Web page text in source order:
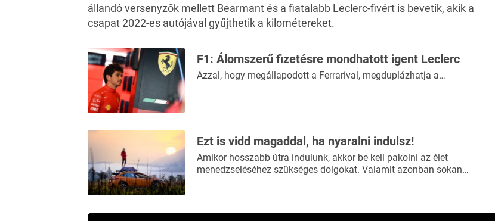
állandó versenyzők mellett Bearmant és a fiatalabb Leclerc-fivért is bevetik, akik a
csapat 2022-es autójával gyűjthetik a kilométereket.
F1: Álomszerű fizetésre mondhatott igent Leclerc
Azzal, hogy megállapodott a Ferrarival, megduplázhatja a…
Ezt is vidd magaddal, ha nyaralni indulsz!
Amikor hosszabb útra indulunk, akkor be kell pakolni az élet
menedzseléséhez szükséges dolgokat. Valamit azonban sokan…